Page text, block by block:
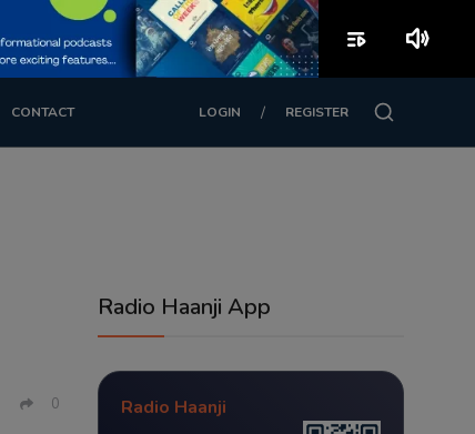
CONTACT LOGIN / REGISTER
0
Radio Haanji App
Radio Haanji
playlist_play volume_up